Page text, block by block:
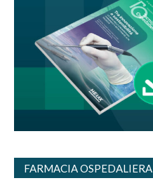
FARMACIA OSPEDALIERA